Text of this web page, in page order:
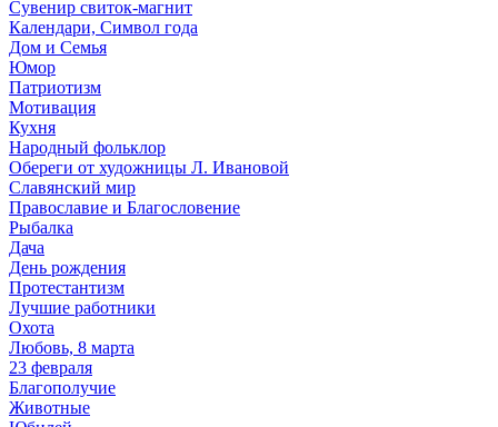
Сувенир свиток-магнит
Календари, Символ года
Дом и Семья
Юмор
Патриотизм
Мотивация
Кухня
Народный фольклор
Обереги от художницы Л. Ивановой
Славянский мир
Православие и Благословение
Рыбалка
Дача
День рождения
Протестантизм
Лучшие работники
Охота
Любовь, 8 марта
23 февраля
Благополучие
Животные